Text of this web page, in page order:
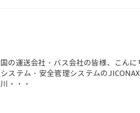
の運送会社・バス会社の皆様、こん
ステム・安全管理システムの
・・・